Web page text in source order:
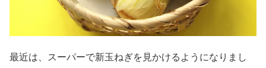
最近は、スーパーで新玉ねぎを見かけるようになりまし